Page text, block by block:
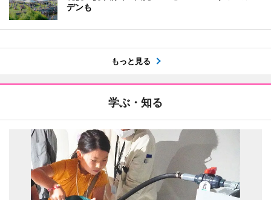
デンも
もっと見る
学ぶ・知る